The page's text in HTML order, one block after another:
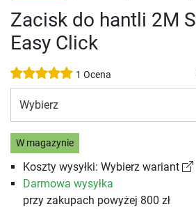
Zacisk do hantli 2M
Easy Click
1 Ocena
Wybierz
W magazynie
Koszty wysyłki: Wybierz wariant
Darmowa wysyłka
przy zakupach powyżej 800 zł